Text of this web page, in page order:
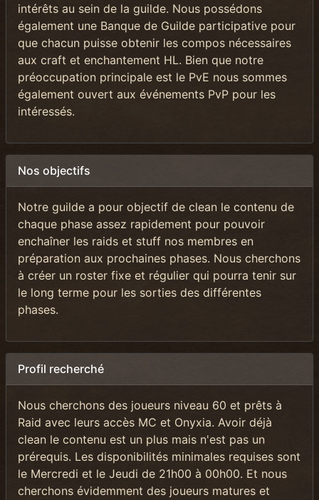
intérêts au sein de la guilde. Nous possédons
également une Banque de Guilde participative pour
que chacun puisse obtenir les compos nécessaires
aux craft et enchantement HL. Bien que notre
préoccupation principale est le PvE nous sommes
également ouvert aux événements PvP pour les
intéressés.
Nos objectifs
Notre guilde a pour objectif de clean le contenu de
chaque phase assez rapidement pour pouvoir
enchaîner les raids et stuff nos membres en
préparation aux prochaines phases. Nous cherchons
à créer un roster fixe et régulier qui pourra tenir sur
le long terme pour les sorties des différentes
phases.
Profil recherché
Nous cherchons des joueurs niveau 60 et prêts à
Raid avec leurs accès MC et Onyxia. Avoir déjà
clean le contenu est un plus mais n'est pas un
prérequis. Les disponibilités minimales requises sont
le Mercredi et le Jeudi de 21h00 à 00h00. Et nous
cherchons évidemment des joueurs matures et